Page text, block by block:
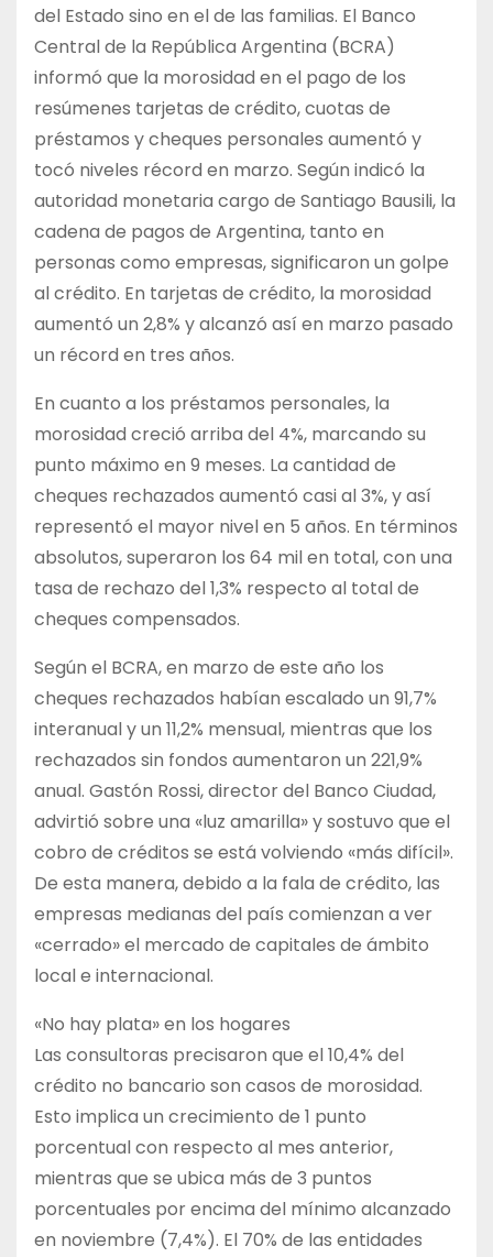
del Estado sino en el de las familias. El Banco
Central de la República Argentina (BCRA)
informó que la morosidad en el pago de los
resúmenes tarjetas de crédito, cuotas de
préstamos y cheques personales aumentó y
tocó niveles récord en marzo. Según indicó la
autoridad monetaria cargo de Santiago Bausili, la
cadena de pagos de Argentina, tanto en
personas como empresas, significaron un golpe
al crédito. En tarjetas de crédito, la morosidad
aumentó un 2,8% y alcanzó así en marzo pasado
un récord en tres años.
En cuanto a los préstamos personales, la
morosidad creció arriba del 4%, marcando su
punto máximo en 9 meses. La cantidad de
cheques rechazados aumentó casi al 3%, y así
representó el mayor nivel en 5 años. En términos
absolutos, superaron los 64 mil en total, con una
tasa de rechazo del 1,3% respecto al total de
cheques compensados.
Según el BCRA, en marzo de este año los
cheques rechazados habían escalado un 91,7%
interanual y un 11,2% mensual, mientras que los
rechazados sin fondos aumentaron un 221,9%
anual. Gastón Rossi, director del Banco Ciudad,
advirtió sobre una «luz amarilla» y sostuvo que el
cobro de créditos se está volviendo «más difícil».
De esta manera, debido a la fala de crédito, las
empresas medianas del país comienzan a ver
«cerrado» el mercado de capitales de ámbito
local e internacional.
«No hay plata» en los hogares
Las consultoras precisaron que el 10,4% del
crédito no bancario son casos de morosidad.
Esto implica un crecimiento de 1 punto
porcentual con respecto al mes anterior,
mientras que se ubica más de 3 puntos
porcentuales por encima del mínimo alcanzado
en noviembre (7,4%). El 70% de las entidades